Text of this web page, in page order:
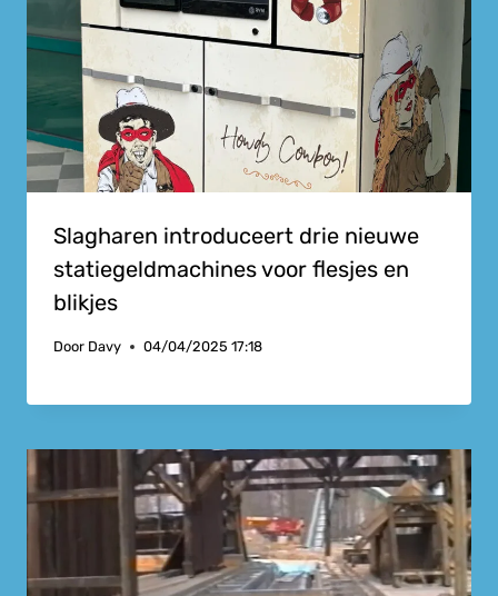
Slagharen introduceert drie nieuwe
statiegeldmachines voor flesjes en
blikjes
Door Davy 04/04/2025 17:18